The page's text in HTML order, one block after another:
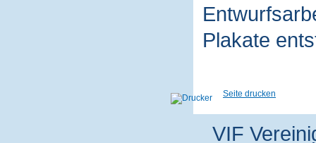
Plakate
Seite drucken
VIF